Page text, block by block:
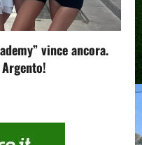
vince ancora.